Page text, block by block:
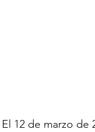
El 12 de marzo de